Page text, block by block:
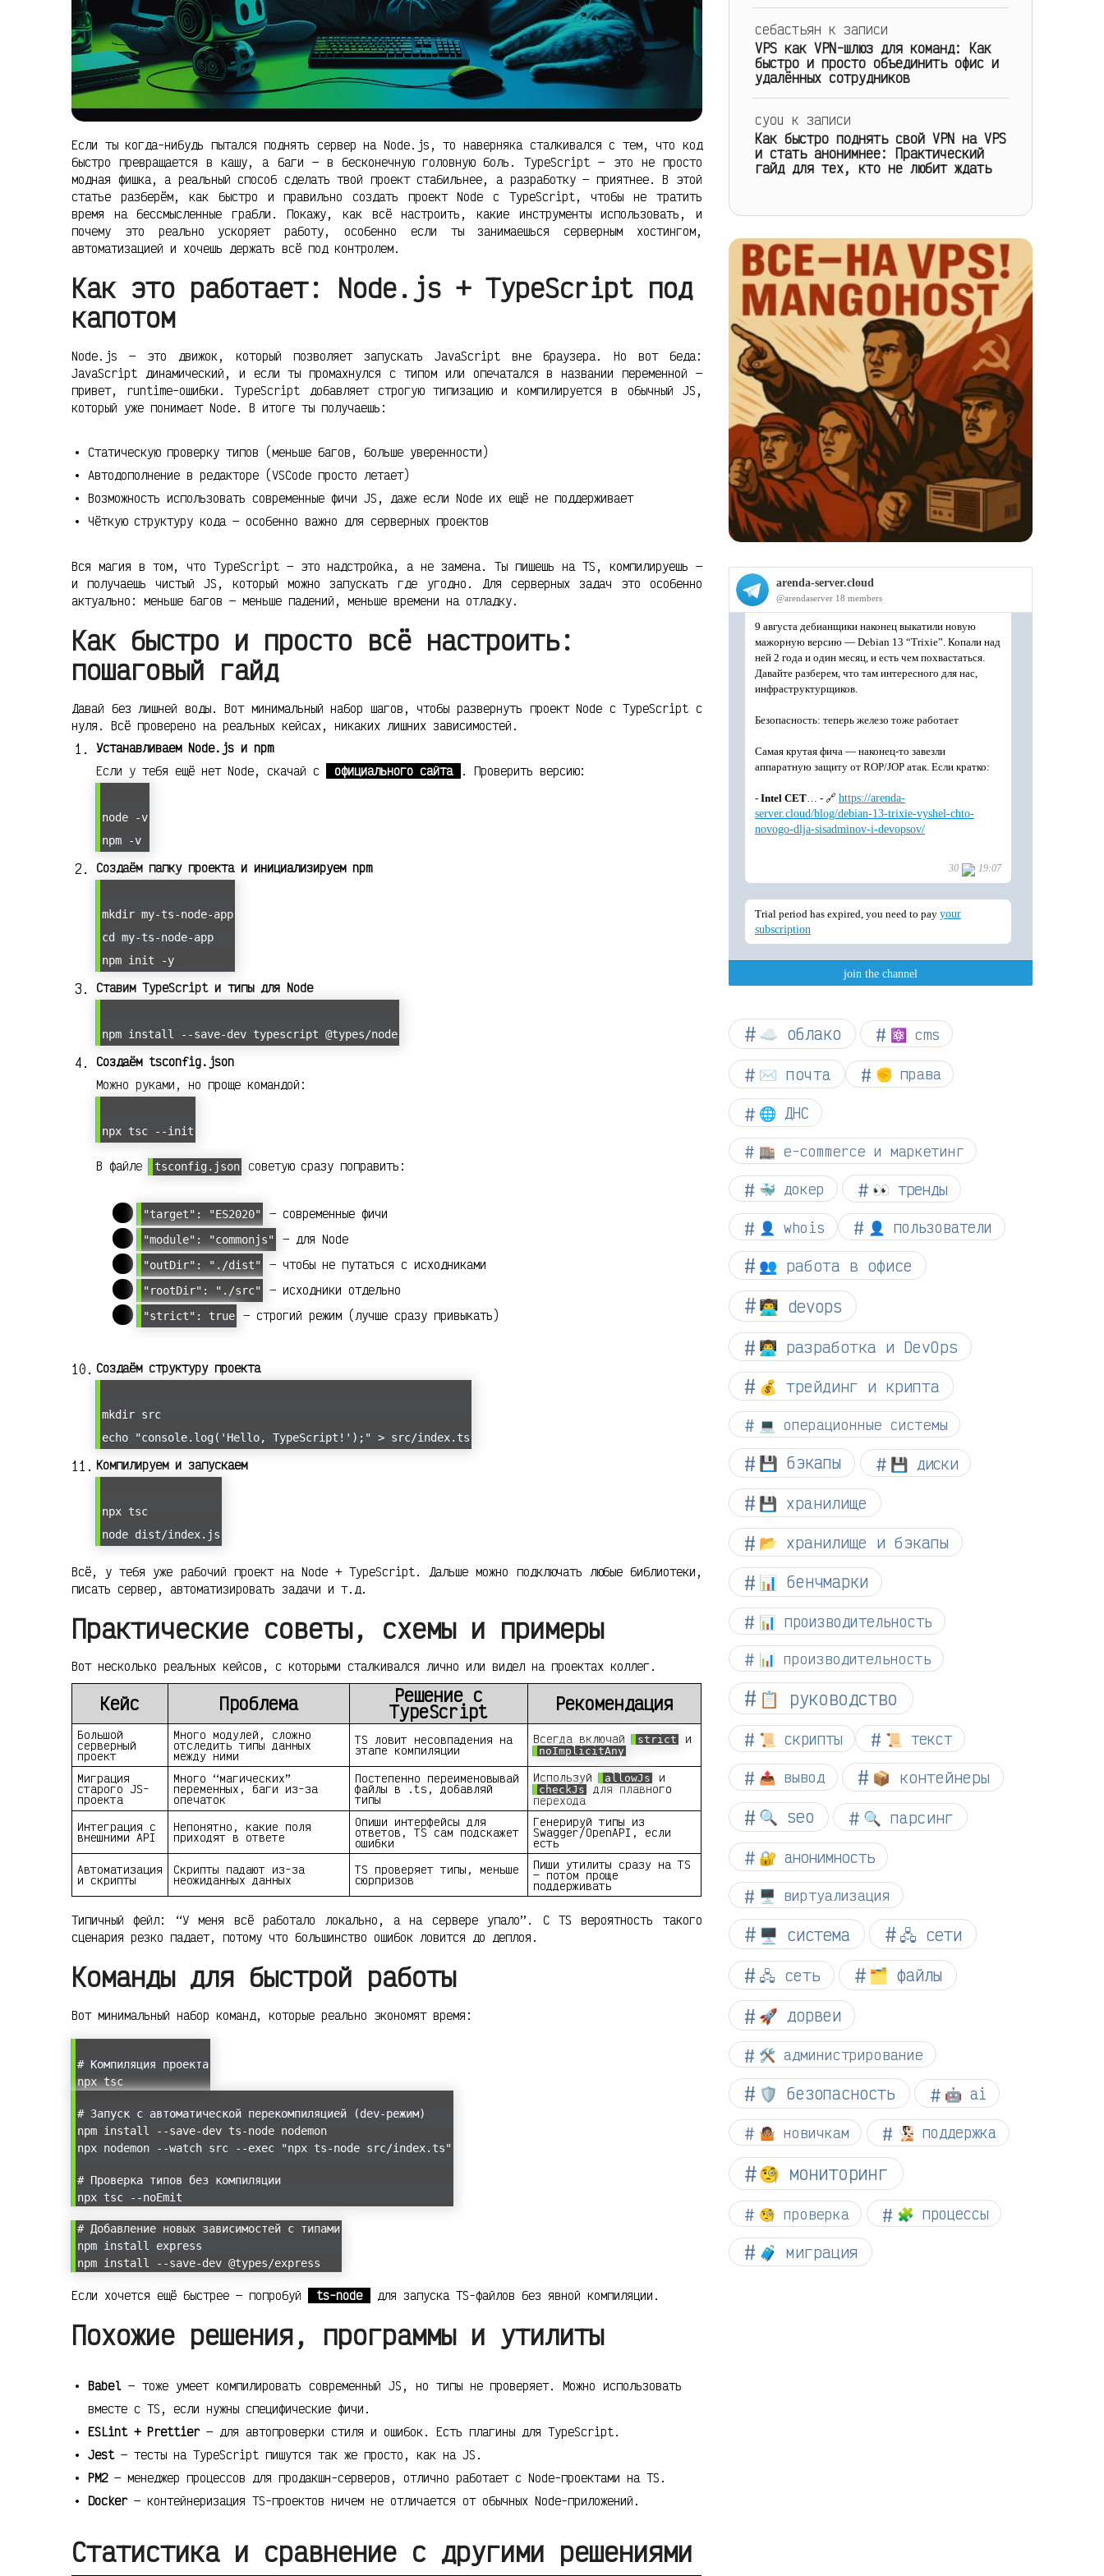
Если ты когда-нибудь пытался поднять сервер на Node.js, то наверняка сталкивался с тем, что код
быстро превращается в кашу, а баги — в бесконечную головную боль. TypeScript — это не просто
модная фишка, а реальный способ сделать твой проект стабильнее, а разработку — приятнее. В этой
статье разберём, как быстро и правильно создать проект Node с TypeScript, чтобы не тратить
время на бессмысленные грабли. Покажу, как всё настроить, какие инструменты использовать, и
почему это реально ускоряет работу, особенно если ты занимаешься серверным хостингом,
автоматизацией и хочешь держать всё под контролем.
Как это работает: Node.js + TypeScript под
капотом
Node.js — это движок, который позволяет запускать JavaScript вне браузера. Но вот беда:
JavaScript динамический, и если ты промахнулся с типом или опечатался в названии переменной —
привет, runtime-ошибки. TypeScript добавляет строгую типизацию и компилируется в обычный JS,
который уже понимает Node. В итоге ты получаешь:
Статическую проверку типов (меньше багов, больше уверенности)
Автодополнение в редакторе (VSCode просто летает)
Возможность использовать современные фичи JS, даже если Node их ещё не поддерживает
Чёткую структуру кода — особенно важно для серверных проектов
Вся магия в том, что TypeScript — это надстройка, а не замена. Ты пишешь на TS, компилируешь —
и получаешь чистый JS, который можно запускать где угодно. Для серверных задач это особенно
актуально: меньше багов — меньше падений, меньше времени на отладку.
Как быстро и просто всё настроить:
пошаговый гайд
Давай без лишней воды. Вот минимальный набор шагов, чтобы развернуть проект Node с TypeScript с
нуля. Всё проверено на реальных кейсах, никаких лишних зависимостей.
Устанавливаем Node.js и npm
Если у тебя ещё нет Node, скачай с
официального сайта . Проверить версию:
node -v
npm -v
Создаём папку проекта и инициализируем npm
mkdir my-ts-node-app
cd my-ts-node-app
npm init -y
Ставим TypeScript и типы для Node
npm install --save-dev typescript @types/node
Создаём tsconfig.json
Можно руками, но проще командой:
npx tsc --init
В файле tsconfig.json советую сразу поправить:
"target": "ES2020" — современные фичи
"module": "commonjs" — для Node
"outDir": "./dist" — чтобы не путаться с исходниками
"rootDir": "./src" — исходники отдельно
"strict": true — строгий режим (лучше сразу привыкать)
Создаём структуру проекта
mkdir src
echo "console.log('Hello, TypeScript!');" > src/index.ts
Компилируем и запускаем
npx tsc
node dist/index.js
Всё, у тебя уже рабочий проект на Node + TypeScript. Дальше можно подключать любые библиотеки,
писать сервер, автоматизировать задачи и т.д.
Практические советы, схемы и примеры
Вот несколько реальных кейсов, с которыми сталкивался лично или видел на проектах коллег.
Кейс Проблема Решение с
TypeScript Рекомендация
Большой
серверный
проект
Много модулей, сложно
отследить типы данных
между ними
TS ловит несовпадения на
этапе компиляции
Всегда включай strict и
noImplicitAny
Миграция
старого JS-
проекта
Много “магических”
переменных, баги из-за
опечаток
Постепенно переименовывай
файлы в .ts, добавляй
типы
Используй allowJs и
checkJs
для плавного
перехода
Интеграция с
внешними API
Непонятно, какие поля
приходят в ответе
Опиши интерфейсы для
ответов, TS сам подскажет
ошибки
Генерируй типы из
Swagger/OpenAPI, если
есть
Автоматизация
и скрипты
Скрипты падают из-за
неожиданных данных
TS проверяет типы, меньше
сюрпризов
Пиши утилиты сразу на TS
— потом проще
поддерживать
Типичный фейл: “У меня всё работало локально, а на сервере упало”. С TS вероятность такого
сценария резко падает, потому что большинство ошибок ловится до деплоя.
Команды для быстрой работы
Вот минимальный набор команд, которые реально экономят время:
# Компиляция проекта
npx tsc
# Запуск с автоматической перекомпиляцией (dev-режим)
npm install --save-dev ts-node nodemon
npx nodemon --watch src --exec "npx ts-node src/index.ts"
# Проверка типов без компиляции
npx tsc --noEmit
# Добавление новых зависимостей с типами
npm install express
npm install --save-dev @types/express
Если хочется ещё быстрее — попробуй ts-node для запуска TS-файлов без явной компиляции.
Похожие решения, программы и утилиты
Babel— тоже умеет компилировать современный JS, но типы не проверяет. Можно использовать
вместе с TS, если нужны специфические фичи.
ESLint + Prettier— для автопроверки стиля и ошибок. Есть плагины для TypeScript.
Jest— тесты на TypeScript пишутся так же просто, как на JS.
PM2— менеджер процессов для продакшн-серверов, отлично работает с Node-проектами на TS.
Docker— контейнеризация TS-проектов ничем не отличается от обычных Node-приложений.
Статистика и сравнение с другими решениями
себастьян к записи
VPS как VPN-шлюз для команд: Как
быстро и просто объединить офис и
удалённых сотрудников
cyou к записи
Как быстро поднять свой VPN на VPS
и стать анонимнее: Практический
гайд для тех, кто не любит ждать
☁︎ облако ⚛ cms
✉️ почта ✊ права
🌐 ДНС
🏬 e-commerce и маркетинг
🐳 докер 👀 тренды
👤 whois 👤 пользователи
👥 работа в офисе
👨‍💻 devops
👨‍💻 разработка и DevOps
💰 трейдинг и крипта
💻 операционные системы
💾 бэкапы 💾 диски
💾 хранилище
📂 хранилище и бэкапы
📊 бенчмарки
📊 производительность
📊 производительность
📋 руководство
📜 скрипты 📜 текст
📤 вывод 📦 контейнеры
🔍 seo 🔍 парсинг
🔐 анонимность
🖥️ виртуализация
🖥️ система 🖧 сети
🖧 сеть 🗂️ файлы
🚀 дорвеи
🛠️ администрирование
🛡️ безопасность 🤖 ai
🤷🏽 новичкам 🧏🏻 поддержка
🧐 мониторинг
🧐 проверка 🧩 процессы
🧳 миграция